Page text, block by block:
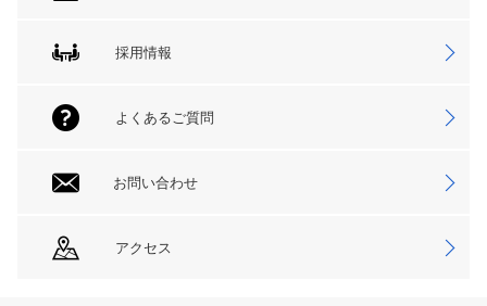
採用情報
よくあるご質問
お問い合わせ
アクセス